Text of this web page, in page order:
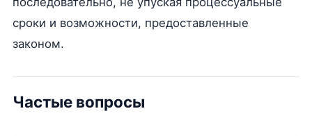
сроки и возможности, предоставленные
законом.
Частые вопросы